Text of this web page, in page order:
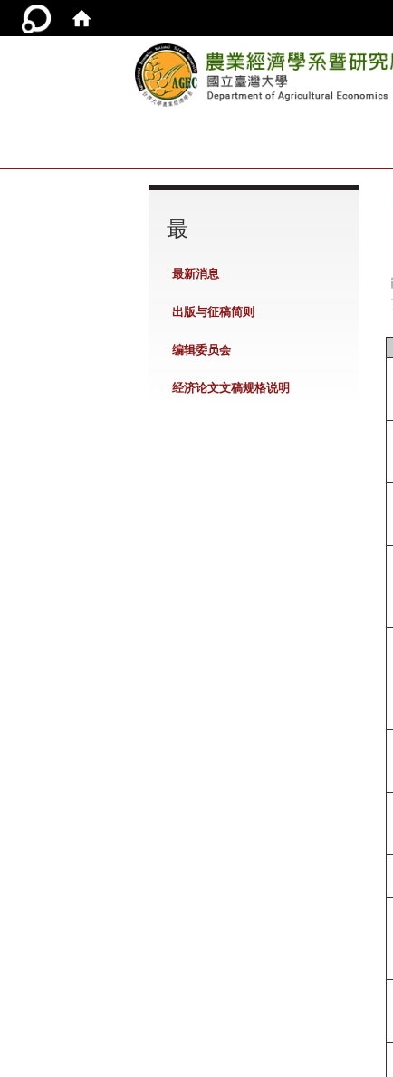
最
最新消息
出版与征稿简则
编辑委员会
经济论文文稿规格说明